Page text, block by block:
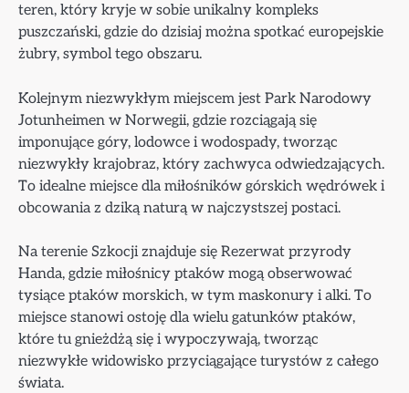
teren, który kryje w sobie unikalny kompleks
puszczański, gdzie do dzisiaj można spotkać europejskie
żubry, symbol tego obszaru.
Kolejnym niezwykłym miejscem jest Park Narodowy
Jotunheimen w Norwegii, gdzie rozciągają się
imponujące góry, lodowce i wodospady, tworząc
niezwykły krajobraz, który zachwyca odwiedzających.
To idealne miejsce dla miłośników górskich wędrówek i
obcowania z dziką naturą w najczystszej postaci.
Na terenie Szkocji znajduje się Rezerwat przyrody
Handa, gdzie miłośnicy ptaków mogą obserwować
tysiące ptaków morskich, w tym maskonury i alki. To
miejsce stanowi ostoję dla wielu gatunków ptaków,
które tu gnieżdżą się i wypoczywają, tworząc
niezwykłe widowisko przyciągające turystów z całego
świata.